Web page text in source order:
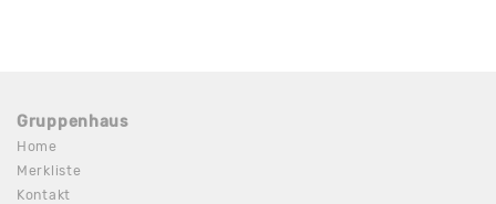
Gruppenhaus
Home
Merkliste
Kontakt